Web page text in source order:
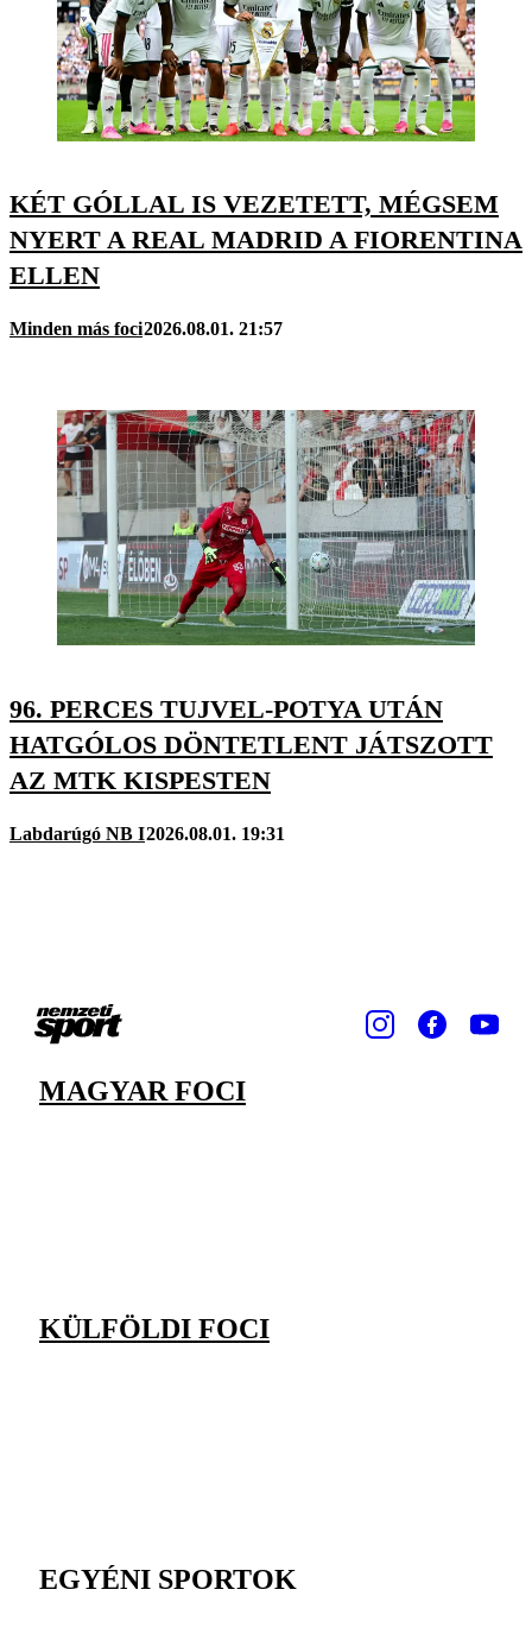
KÉT GÓLLAL IS VEZETETT, MÉGSEM
NYERT A REAL MADRID A FIORENTINA
ELLEN
Minden más foci2026.08.01. 21:57
96. PERCES TUJVEL-POTYA UTÁN
HATGÓLOS DÖNTETLENT JÁTSZOTT
AZ MTK KISPESTEN
Labdarúgó NB I2026.08.01. 19:31
MAGYAR FOCI
KÜLFÖLDI FOCI
EGYÉNI SPORTOK